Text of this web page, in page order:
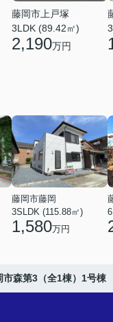
藤岡市上戸塚
3LDK (89.42㎡)
2,190万円
藤岡市藤岡
3SLDK (115.88㎡)
1,580万円
市森第3（全1棟）1号棟